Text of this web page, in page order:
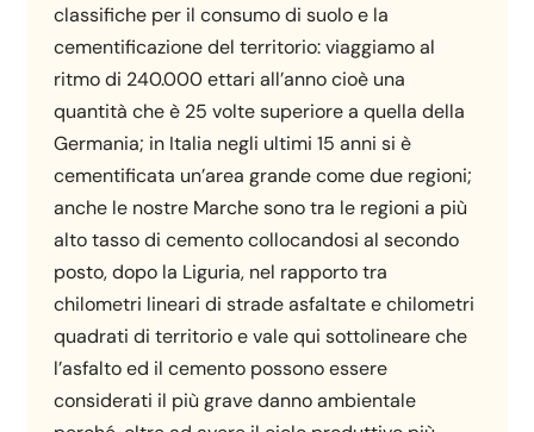
classifiche per il consumo di suolo e la
cementificazione del territorio: viaggiamo al
ritmo di 240.000 ettari all’anno cioè una
quantità che è 25 volte superiore a quella della
Germania; in Italia negli ultimi 15 anni si è
cementificata un’area grande come due regioni;
anche le nostre Marche sono tra le regioni a più
alto tasso di cemento collocandosi al secondo
posto, dopo la Liguria, nel rapporto tra
chilometri lineari di strade asfaltate e chilometri
quadrati di territorio e vale qui sottolineare che
l’asfalto ed il cemento possono essere
considerati il più grave danno ambientale